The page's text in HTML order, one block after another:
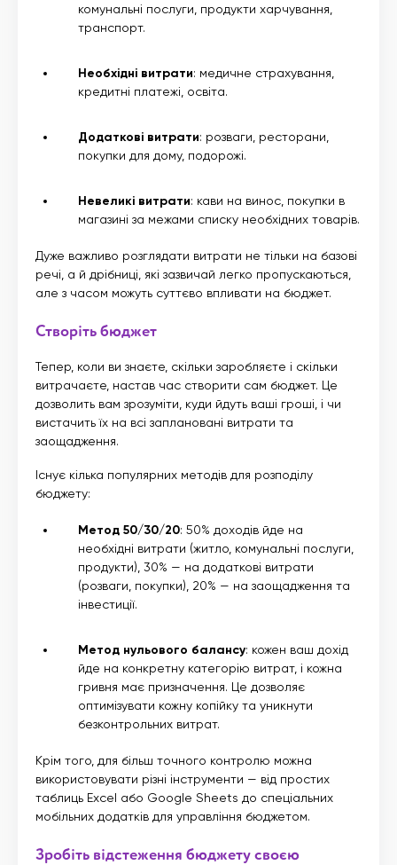
комунальні послуги, продукти харчування,
транспорт.
Необхідні витрати: медичне страхування,
кредитні платежі, освіта.
Додаткові витрати: розваги, ресторани,
покупки для дому, подорожі.
Невеликі витрати: кави на винос, покупки в
магазині за межами списку необхідних товарів.
Дуже важливо розглядати витрати не тільки на базові
речі, а й дрібниці, які зазвичай легко пропускаються,
але з часом можуть суттєво впливати на бюджет.
Створіть бюджет
Тепер, коли ви знаєте, скільки заробляєте і скільки
витрачаєте, настав час створити сам бюджет. Це
дозволить вам зрозуміти, куди йдуть ваші гроші, і чи
вистачить їх на всі заплановані витрати та
заощадження.
Існує кілька популярних методів для розподілу
бюджету:
Метод 50/30/20: 50% доходів йде на
необхідні витрати (житло, комунальні послуги,
продукти), 30% — на додаткові витрати
(розваги, покупки), 20% — на заощадження та
інвестиції.
Метод нульового балансу: кожен ваш дохід
йде на конкретну категорію витрат, і кожна
гривня має призначення. Це дозволяє
оптимізувати кожну копійку та уникнути
безконтрольних витрат.
Крім того, для більш точного контролю можна
використовувати різні інструменти — від простих
таблиць Excel або Google Sheets до спеціальних
мобільних додатків для управління бюджетом.
Зробіть відстеження бюджету своєю